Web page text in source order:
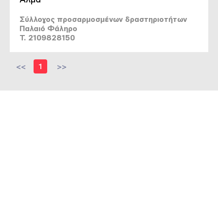
Σύλλογος προσαρμοσμένων δραστηριοτήτων
Παλαιό Φάληρο
T. 2109828150
<< 1 >>